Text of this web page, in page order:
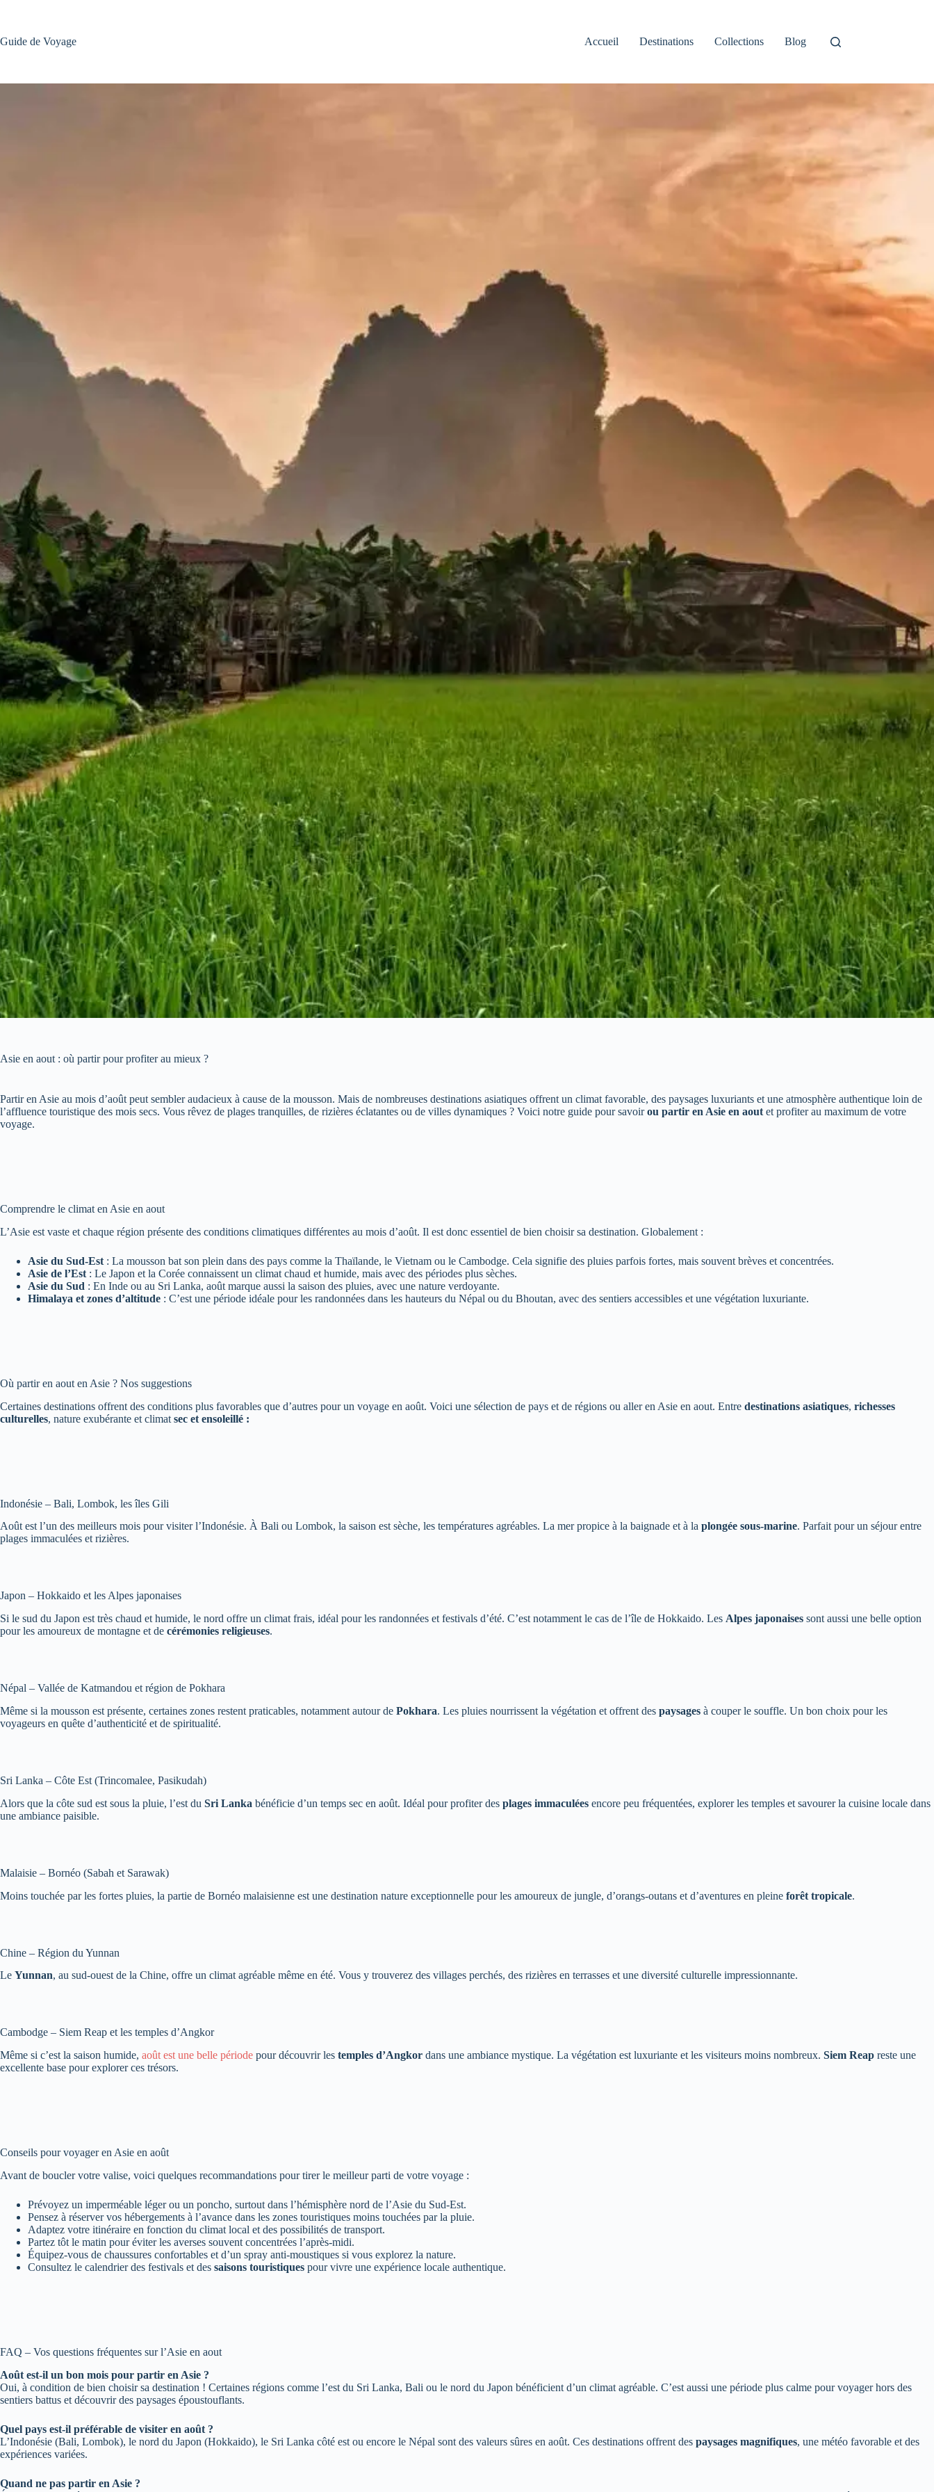
Guide de Voyage
Accueil Destinations Collections Blog
Asie en aout : où partir pour profiter au mieux ?
Partir en Asie au mois d’août peut sembler audacieux à cause de la mousson. Mais de nombreuses destinations asiatiques offrent un climat favorable, des paysages luxuriants et une atmosphère authentique loin de
l’affluence touristique des mois secs. Vous rêvez de plages tranquilles, de rizières éclatantes ou de villes dynamiques ? Voici notre guide pour savoirou partir en Asie en aout et profiter au maximum de votre
voyage.
Comprendre le climat en Asie en aout
L’Asie est vaste et chaque région présente des conditions climatiques différentes au mois d’août. Il est donc essentiel de bien choisir sa destination. Globalement :
Asie du Sud-Est : La mousson bat son plein dans des pays comme la Thaïlande, le Vietnam ou le Cambodge. Cela signifie des pluies parfois fortes, mais souvent brèves et concentrées.
Asie de l’Est : Le Japon et la Corée connaissent un climat chaud et humide, mais avec des périodes plus sèches.
Asie du Sud : En Inde ou au Sri Lanka, août marque aussi la saison des pluies, avec une nature verdoyante.
Himalaya et zones d’altitude : C’est une période idéale pour les randonnées dans les hauteurs du Népal ou du Bhoutan, avec des sentiers accessibles et une végétation luxuriante.
Où partir en aout en Asie ? Nos suggestions
Certaines destinations offrent des conditions plus favorables que d’autres pour un voyage en août. Voici une sélection de pays et de régions ou aller en Asie en aout. Entre destinations asiatiques, richesses
culturelles, nature exubérante et climat sec et ensoleillé :
Indonésie – Bali, Lombok, les îles Gili
Août est l’un des meilleurs mois pour visiter l’Indonésie. À Bali ou Lombok, la saison est sèche, les températures agréables. La mer propice à la baignade et à la plongée sous-marine. Parfait pour un séjour entre
plages immaculées et rizières.
Japon – Hokkaido et les Alpes japonaises
Si le sud du Japon est très chaud et humide, le nord offre un climat frais, idéal pour les randonnées et festivals d’été. C’est notamment le cas de l’île de Hokkaido. Les Alpes japonaises sont aussi une belle option
pour les amoureux de montagne et de cérémonies religieuses.
Népal – Vallée de Katmandou et région de Pokhara
Même si la mousson est présente, certaines zones restent praticables, notamment autour de Pokhara. Les pluies nourrissent la végétation et offrent des paysages à couper le souffle. Un bon choix pour les
voyageurs en quête d’authenticité et de spiritualité.
Sri Lanka – Côte Est (Trincomalee, Pasikudah)
Alors que la côte sud est sous la pluie, l’est du Sri Lanka bénéficie d’un temps sec en août. Idéal pour profiter des plages immaculées encore peu fréquentées, explorer les temples et savourer la cuisine locale dans
une ambiance paisible.
Malaisie – Bornéo (Sabah et Sarawak)
Moins touchée par les fortes pluies, la partie de Bornéo malaisienne est une destination nature exceptionnelle pour les amoureux de jungle, d’orangs-outans et d’aventures en pleine forêt tropicale.
Chine – Région du Yunnan
Le Yunnan, au sud-ouest de la Chine, offre un climat agréable même en été. Vous y trouverez des villages perchés, des rizières en terrasses et une diversité culturelle impressionnante.
Cambodge – Siem Reap et les temples d’Angkor
Même si c’est la saison humide, août est une belle période pour découvrir les temples d’Angkor dans une ambiance mystique. La végétation est luxuriante et les visiteurs moins nombreux. Siem Reap reste une
excellente base pour explorer ces trésors.
Conseils pour voyager en Asie en août
Avant de boucler votre valise, voici quelques recommandations pour tirer le meilleur parti de votre voyage :
Prévoyez un imperméable léger ou un poncho, surtout dans l’hémisphère nord de l’Asie du Sud-Est.
Pensez à réserver vos hébergements à l’avance dans les zones touristiques moins touchées par la pluie.
Adaptez votre itinéraire en fonction du climat local et des possibilités de transport.
Partez tôt le matin pour éviter les averses souvent concentrées l’après-midi.
Équipez-vous de chaussures confortables et d’un spray anti-moustiques si vous explorez la nature.
Consultez le calendrier des festivals et des saisons touristiques pour vivre une expérience locale authentique.
FAQ – Vos questions fréquentes sur l’Asie en aout
Août est-il un bon mois pour partir en Asie ?
Oui, à condition de bien choisir sa destination ! Certaines régions comme l’est du Sri Lanka, Bali ou le nord du Japon bénéficient d’un climat agréable. C’est aussi une période plus calme pour voyager hors des
sentiers battus et découvrir des paysages époustouflants.
Quel pays est-il préférable de visiter en août ?
L’Indonésie (Bali, Lombok), le nord du Japon (Hokkaido), le Sri Lanka côté est ou encore le Népal sont des valeurs sûres en août. Ces destinations offrent des paysages magnifiques, une météo favorable et des
expériences variées.
Quand ne pas partir en Asie ?